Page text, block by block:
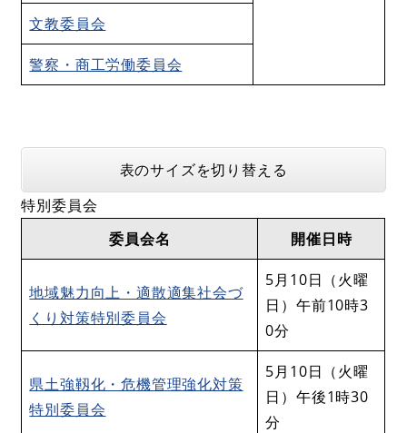
文教委員会
警察・商工労働委員会
表のサイズを切り替える
特別委員会
委員会名
開催日時
地域魅力向上・適散適集社会づ
くり対策特別委員会
5月10日（火曜
日）午前10時3
0分
県土強靱化・危機管理強化対策
特別委員会
5月10日（火曜
日）午後1時30
分